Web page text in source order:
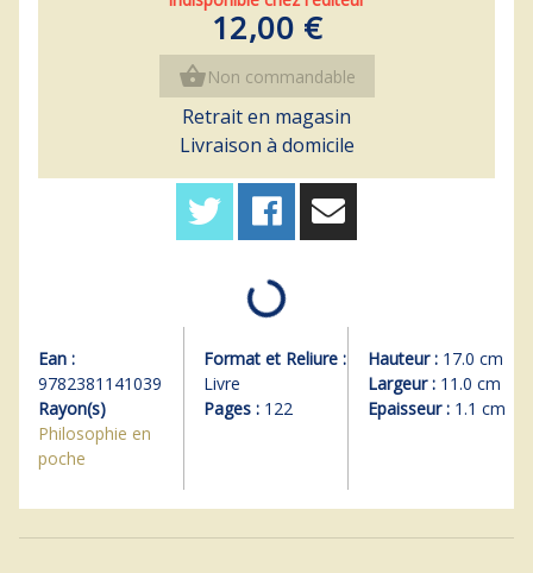
12,00 €
shopping_basketNon commandable
Retrait en magasin
Livraison à domicile
Ean :
9782381141039
Rayon(s)
Philosophie en
poche
Format et Reliure :
Livre
Pages :122
Hauteur : 17.0 cm
Largeur : 11.0 cm
Epaisseur : 1.1 cm